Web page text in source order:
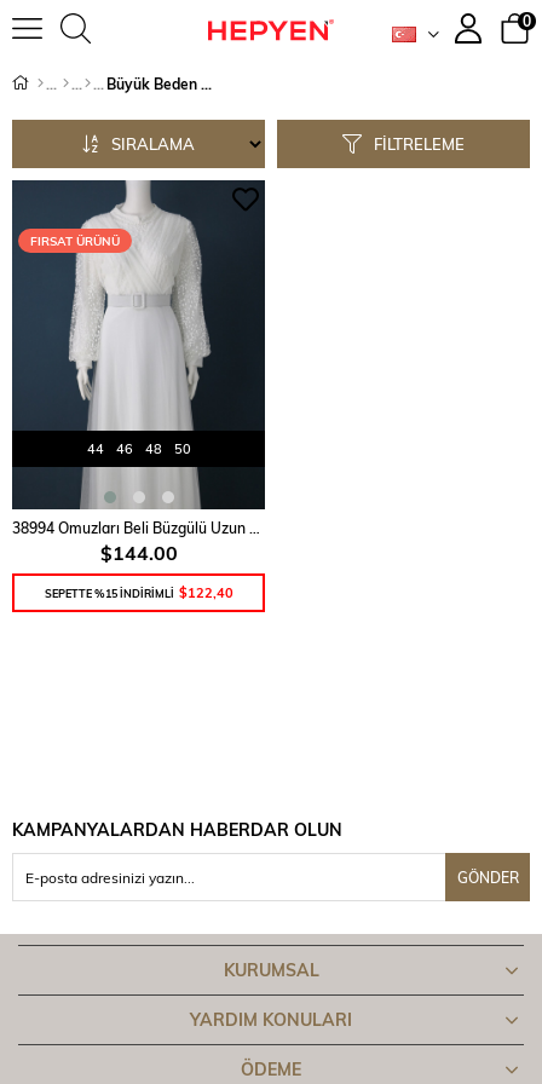
0
Büyük Beden Abiye
FILTRELEME
SIRALAMA
SEPETE EKLE
$144.00
44 46 48 50
SEPETTE %15 İNDİRİMLİ $122,40
FIRSAT ÜRÜNÜ
KAMPANYALARDAN HABERDAR OLUN
GÖNDER
KURUMSAL
YARDIM KONULARI
ÖDEME